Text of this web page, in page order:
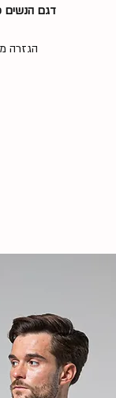
דגם הנשים
הגזרה